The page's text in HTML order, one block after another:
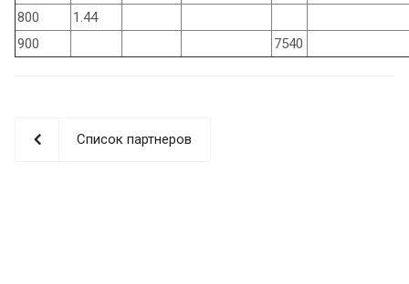
800
1.44
900
7540
Список партнеров